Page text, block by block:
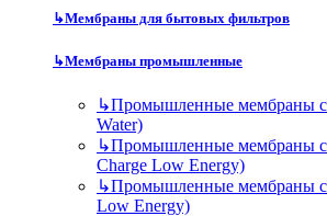
↳Мембраны для бытовых фильтров
↳Мембраны промышленные
↳Промышленные мембраны
Water)
↳Промышленные мембраны
Charge Low Energy)
↳Промышленные мембраны
Low Energy)